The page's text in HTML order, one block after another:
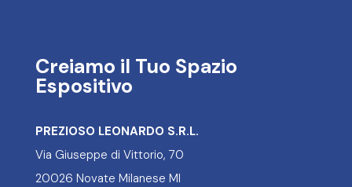
Creiamo il Tuo Spazio
Espositivo
PREZIOSO LEONARDO S.R.L.
Via Giuseppe di Vittorio, 70
20026 Novate Milanese MI